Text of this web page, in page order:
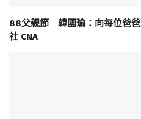
88父親節 韓國瑜：向每位爸
社 CNA